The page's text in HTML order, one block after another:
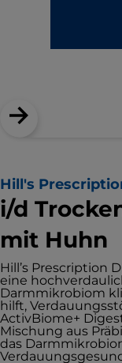
Hill's
i/d
mit Huhn
Hill’s Prescription
eine
Darmmikrobiom
hilft,
ActivBiome+
Mischung aus
das